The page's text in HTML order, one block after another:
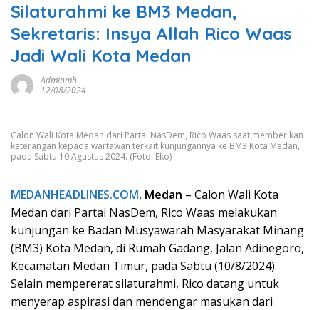
Silaturahmi ke BM3 Medan,
Sekretaris: Insya Allah Rico Waas
Jadi Wali Kota Medan
Adminmh
12/08/2024
Calon Wali Kota Medan dari Partai NasDem, Rico Waas saat memberikan
keterangan kepada wartawan terkait kunjungannya ke BM3 Kota Medan,
pada Sabtu 10 Agustus 2024. (Foto: Eko)
MEDANHEADLINES.COM, Medan – Calon Wali Kota
Medan dari Partai NasDem, Rico Waas melakukan
kunjungan ke Badan Musyawarah Masyarakat Minang
(BM3) Kota Medan, di Rumah Gadang, Jalan Adinegoro,
Kecamatan Medan Timur, pada Sabtu (10/8/2024).
Selain mempererat silaturahmi, Rico datang untuk
menyerap aspirasi dan mendengar masukan dari